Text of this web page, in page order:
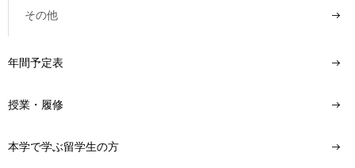
その他
年間予定表
授業・履修
本学で学ぶ留学生の方